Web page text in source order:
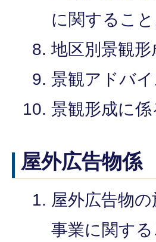
に関すること
地区別景観
景観アドバ
景観形成に
屋外広告物係
屋外広告物
事業に関する